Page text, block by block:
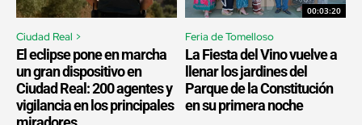
Ciudad Real >
El eclipse pone en marcha
un gran dispositivo en
Ciudad Real: 200 agentes y
vigilancia en los principales
00:03:20
Feria de Tomelloso
La Fiesta del Vino vuelve a
llenar los jardines del
Parque de la Constitución
en su primera noche